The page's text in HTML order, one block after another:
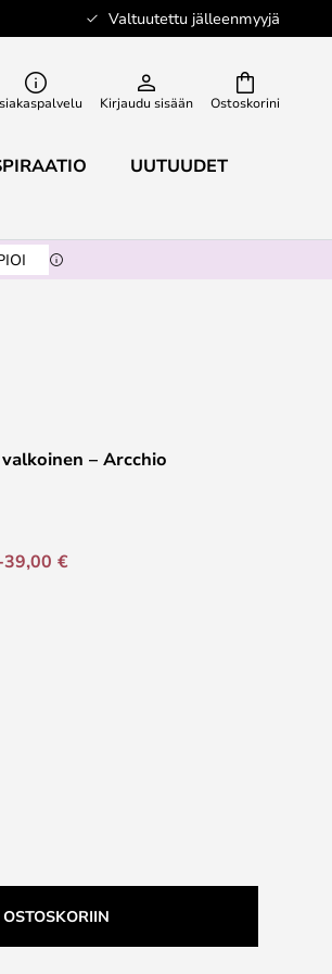
Valtuutettu jälleenmyyjä
Ostoskorini
Kirjaudu sisään
UUTUUDET
– Arcchio
€